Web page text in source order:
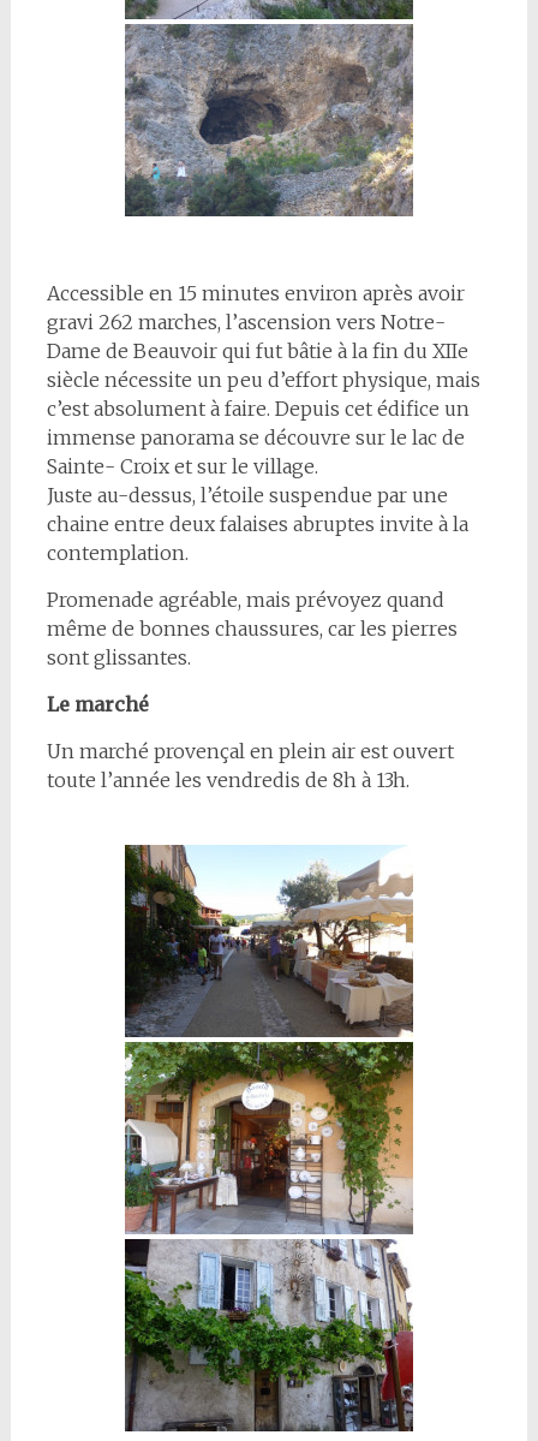
Accessible en 15 minutes environ après avoir
gravi 262 marches, l’ascension vers Notre-
Dame de Beauvoir qui fut bâtie à la fin du XIIe
siècle nécessite un peu d’effort physique, mais
c’est absolument à faire. Depuis cet édifice un
immense panoramase découvre sur le lac de
Sainte- Croix et sur le village.
Juste au-dessus, l’étoile suspendue par une
chaine entre deux falaises abruptes invite à la
contemplation.
Promenade agréable, mais prévoyez quand
même de bonnes chaussures, car les pierres
sont glissantes.
Le marché
Un marché provençal en plein air est ouvert
toute l’année les vendredis de 8h à 13h.